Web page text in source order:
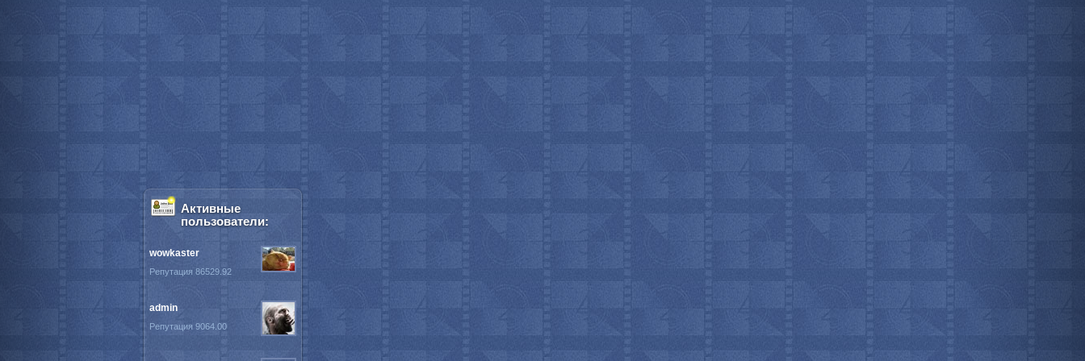
Активные
пользователи:
wowkaster
Репутация 86529.92
admin
Репутация 9064.00